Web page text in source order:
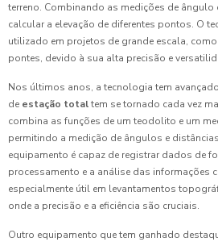
terreno. Combinando as medições de
calcular a elevação de diferentes pontos. O
utilizado em projetos de grande escala,
pontes, devido à sua alta precisão e
Nos últimos anos, a tecnologia tem
de estação totaltem se tornado cada vez
combina as funções de um teodolito e um
permitindo a medição de ângulos e
equipamento é capaz de registrar dados de
processamento e a análise das informações
especialmente útil em levantamentos
onde a precisão e a eficiência são cruciais.
Outro equipamento que tem ganhado